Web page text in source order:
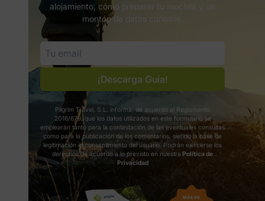
alojamiento, cómo preparar tu mochila y un
montón de datos curiosos.
¡Descarga Guía!
Pilgrim Travel, S.L. informa, de acuerdo al Reglamento
2016/679, que los datos utilizados en este formulario se
emplearán tanto para la contestación de las eventuales consultas
como para la publicación de los comentarios, siendo la base de
legitimación el consentimiento del usuario. Podrán ejercerse los
derechos de acuerdo a lo previsto en nuestra Política de
Privacidad